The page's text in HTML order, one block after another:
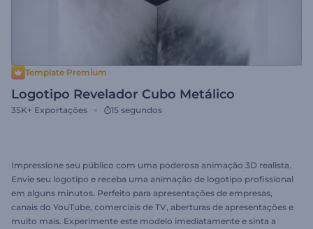
Template Premium
Logotipo Revelador Cubo Metálico
35K+ Exportações 15 segundos
Impressione seu público com uma poderosa animação 3D realista.
Envie seu logotipo e receba uma animação de logotipo profissional
em alguns minutos. Perfeito para apresentações de empresas,
canais do YouTube, comerciais de TV, aberturas de apresentações e
muito mais. Experimente este modelo imediatamente e sinta a